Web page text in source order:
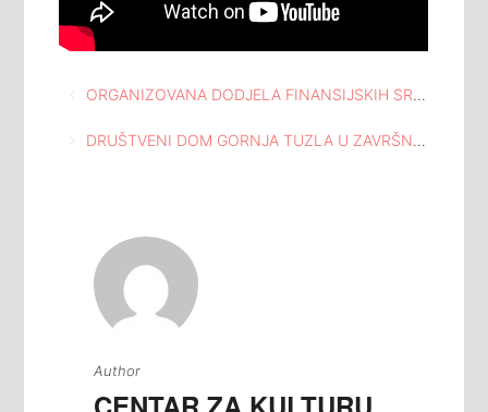
Navigacija
članaka
ORGANIZOVANA DODJELA FINANSIJSKIH SREDSTAVA “DODJELA DUKATA” KOJE ORGANIZUJE FONDACIJA TUZLANSKE ZAJEDNICE
DRUŠTVENI DOM GORNJA TUZLA U ZAVRŠNOJ FAZI ZAGOVARAČKOG PROJEKTA “EKOLOGIJA I ENERGETSKA EFIKASNOST”
Author